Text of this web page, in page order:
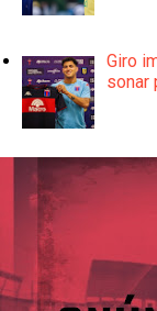
Giro
sonar